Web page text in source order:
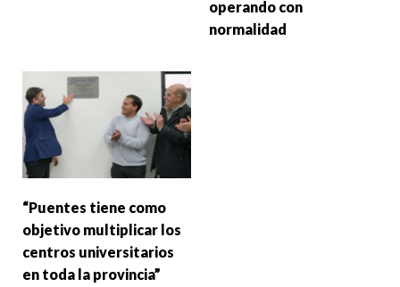
operando con
normalidad
“Puentes tiene como
objetivo multiplicar los
centros universitarios
en toda la provincia”